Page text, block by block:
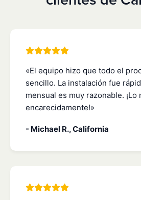
«El equipo hizo que todo el
sencillo. La instalación fue
mensual es muy razonable.
encarecidamente!»
- Michael R., California